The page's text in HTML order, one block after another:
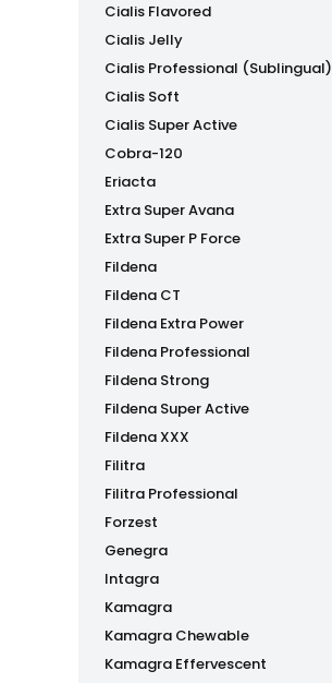
Cialis Flavored
Cialis Jelly
Cialis Professional (Sublingual)
Cialis Soft
Cialis Super Active
Cobra-120
Eriacta
Extra Super Avana
Extra Super P Force
Fildena
Fildena CT
Fildena Extra Power
Fildena Professional
Fildena Strong
Fildena Super Active
Fildena XXX
Filitra
Filitra Professional
Forzest
Genegra
Intagra
Kamagra
Kamagra Chewable
Kamagra Effervescent